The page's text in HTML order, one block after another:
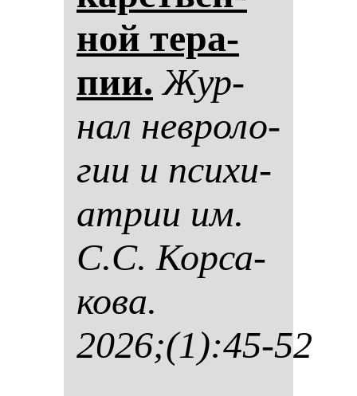
ной те­ра­
пии. Жур­
нал нев­ро­ло­
гии и пси­хи­
ат­рии им.
С.С. Кор­са­
ко­ва.
2026;(1):45-52